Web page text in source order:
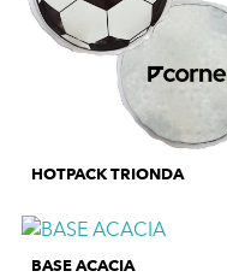
HOTPACK TRIONDA
BASE ACACIA